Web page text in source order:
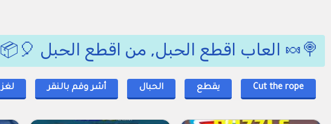
🍭🍬 العاب اقطع الحبل, من اقطع الحبل 🎈📦
Cut the rope يقطع الحبال أشر وقم بالنقر لغز